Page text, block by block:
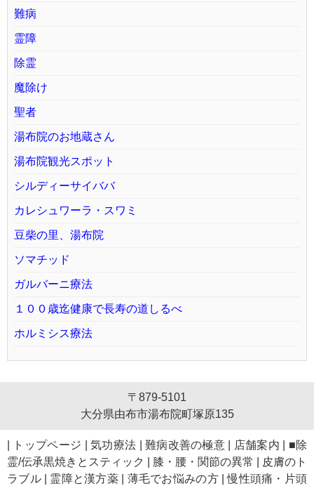
難病
霊障
除霊
魔除け
聖者
湯布院のお地蔵さん
湯布院観光スポット
シルディーサイババ
カレシュワーラ・スワミ
豆柴の里、湯布院
ソマチッド
ガルバーニ療法
１００歳迄健康で長寿の道しるべ
ホルミシス療法
〒879-5101
大分県由布市湯布院町塚原135
トップページ 気功療法 難病改善の極意 店舗案内
■除
霊/伝承黒焼きとスティック
膝・腰・関節の異常
皮膚のト
ラブル| 霊障と漢方薬 薄毛でお悩みの方|慢性頭痛・片頭